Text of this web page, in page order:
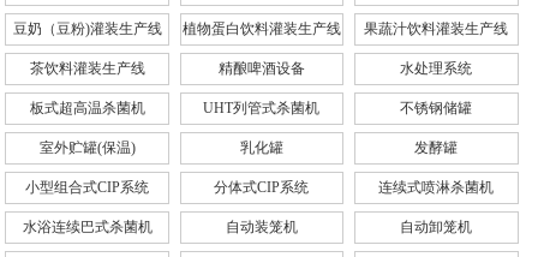
豆奶（豆粉)灌装生产线 植物蛋白饮料灌装生产线 果蔬汁饮料灌装生产线
茶饮料灌装生产线 精酿啤酒设备 水处理系统
板式超高温杀菌机 UHT列管式杀菌机 不锈钢储罐
室外贮罐(保温) 乳化罐 发酵罐
小型组合式CIP系统 分体式CIP系统 连续式喷淋杀菌机
水浴连续巴式杀菌机 自动装笼机 自动卸笼机